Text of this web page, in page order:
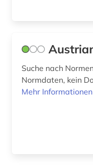
ausbau (1)
ausbildung (5)
Suche nach
Normdaten, kein
Mehr Informationen